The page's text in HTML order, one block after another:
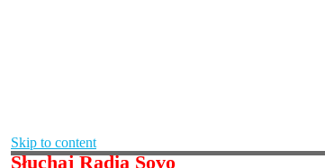
Skip to content
Słuchaj Radia Sovo